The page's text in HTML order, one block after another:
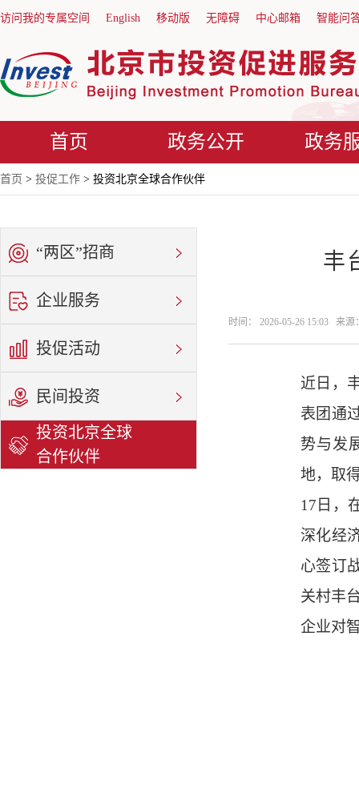
访问我的专属空间 English 移动版 无障碍 中心邮箱 智能问
首页 政务公开 政务
首页 > 投促工作 > 投资北京全球合作伙伴
“两区”招商
企业服务
投促活动
民间投资
投资北京全球
合作伙伴
丰
时间： 2026-05-26 15:03 来源
近日，
表团通
势与发
地，取
17日，
深化经
心签订
关村丰
企业对